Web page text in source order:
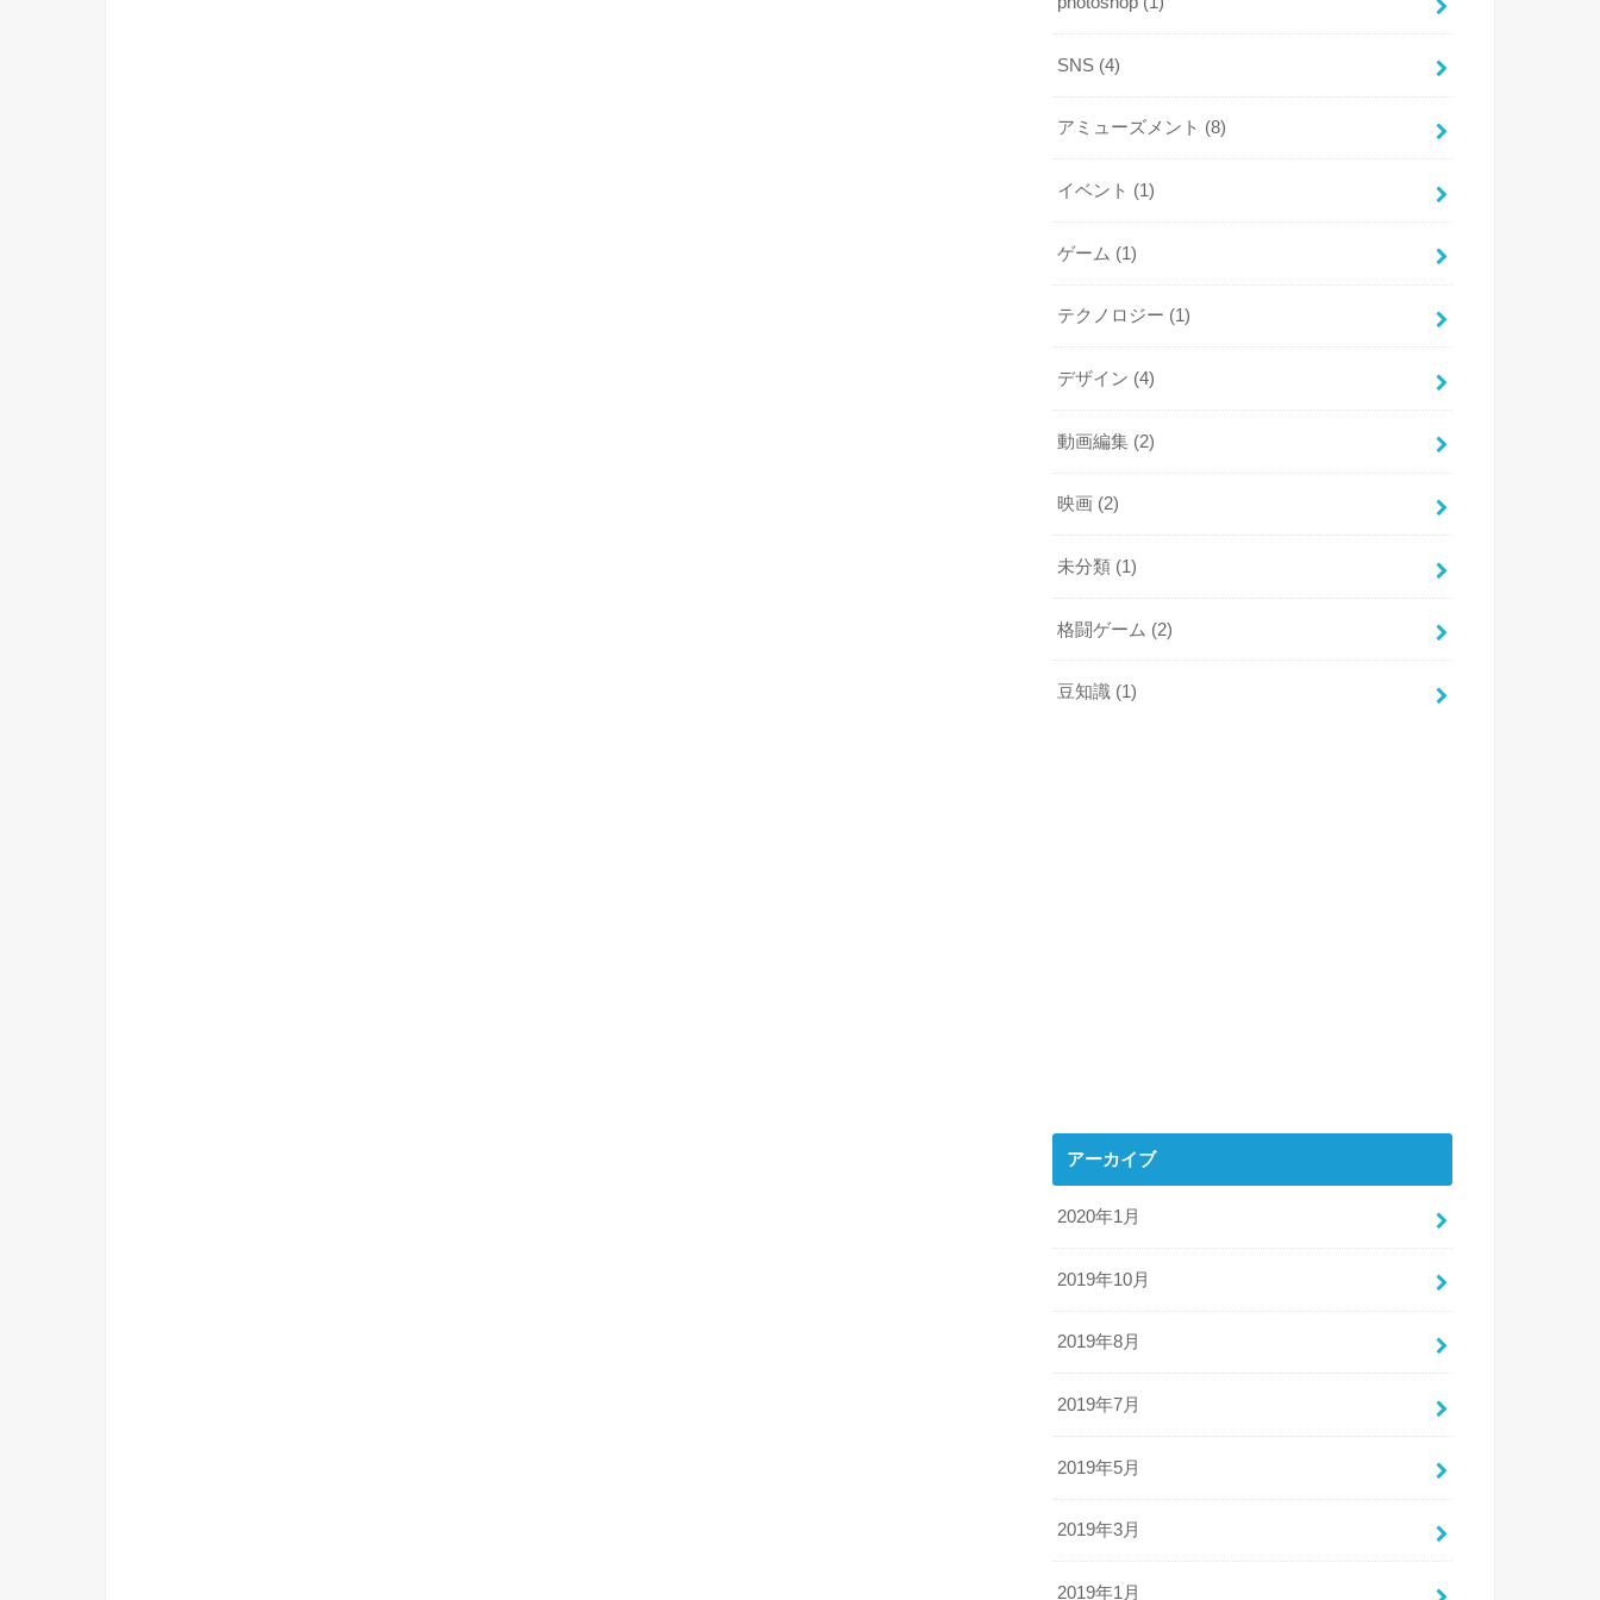
SNS (4)
アミューズメント (8)
イベント (1)
ゲーム (1)
テクノロジー (1)
デザイン (4)
動画編集 (2)
映画 (2)
未分類 (1)
格闘ゲーム (2)
豆知識 (1)
アーカイブ
2020年1月
2019年10月
2019年8月
2019年7月
2019年5月
2019年3月
2019年1月